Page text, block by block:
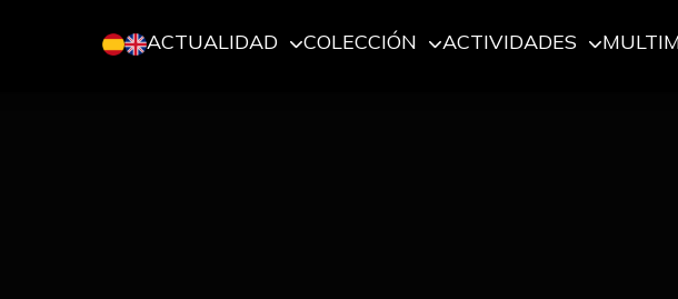
ACTUALIDAD COLECCIÓN ACTIVIDADES